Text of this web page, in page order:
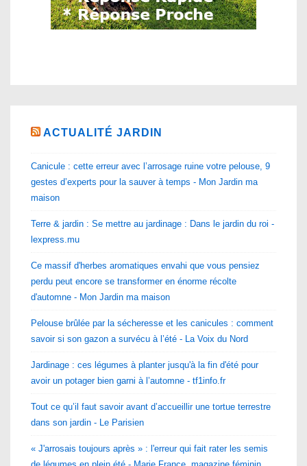
ACTUALITÉ JARDIN
Canicule : cette erreur avec l’arrosage ruine votre pelouse, 9
gestes d’experts pour la sauver à temps - Mon Jardin ma
maison
Terre & jardin : Se mettre au jardinage : Dans le jardin du roi -
lexpress.mu
Ce massif d'herbes aromatiques envahi que vous pensiez
perdu peut encore se transformer en énorme récolte
d'automne - Mon Jardin ma maison
Pelouse brûlée par la sécheresse et les canicules : comment
savoir si son gazon a survécu à l’été - La Voix du Nord
Jardinage : ces légumes à planter jusqu'à la fin d'été pour
avoir un potager bien garni à l’automne - tf1info.fr
Tout ce qu’il faut savoir avant d’accueillir une tortue terrestre
dans son jardin - Le Parisien
« J'arrosais toujours après » : l'erreur qui fait rater les semis